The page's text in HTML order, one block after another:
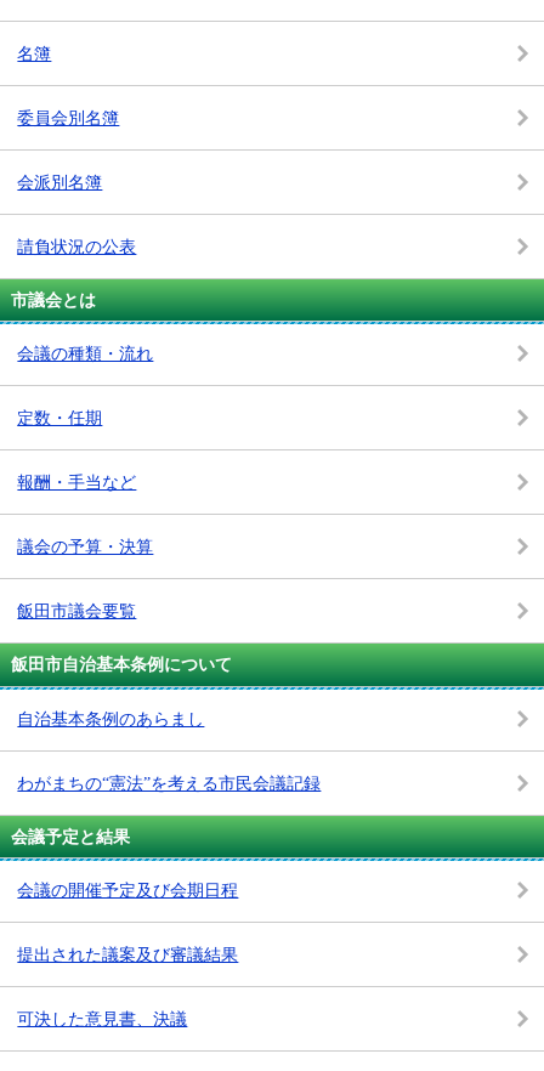
名簿
委員会別名簿
会派別名簿
請負状況の公表
市議会とは
会議の種類・流れ
定数・任期
報酬・手当など
議会の予算・決算
飯田市議会要覧
飯田市自治基本条例について
自治基本条例のあらまし
わがまちの“憲法”を考える市民会議記録
会議予定と結果
会議の開催予定及び会期日程
提出された議案及び審議結果
可決した意見書、決議